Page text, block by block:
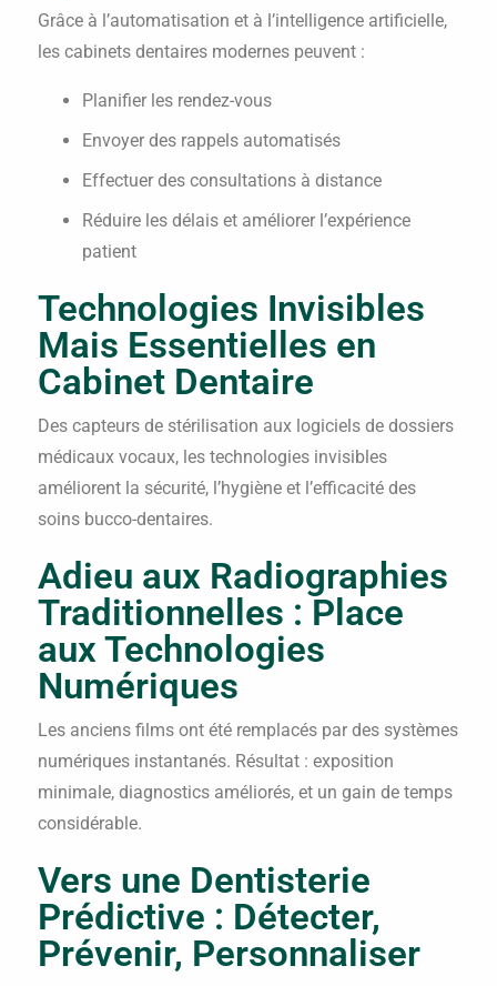
Grâce à l’automatisation et à l’intelligence artificielle,
les cabinets dentaires modernes peuvent :
Planifier les rendez-vous
Envoyer des rappels automatisés
Effectuer des consultations à distance
Réduire les délais et améliorer l’expérience
patient
Technologies Invisibles
Mais Essentielles en
Cabinet Dentaire
Des capteurs de stérilisation aux logiciels de dossiers
médicaux vocaux, les technologies invisibles
améliorent la sécurité, l’hygiène et l’efficacité des
soins bucco-dentaires.
Adieu aux Radiographies
Traditionnelles : Place
aux Technologies
Numériques
Les anciens films ont été remplacés par des systèmes
numériques instantanés. Résultat : exposition
minimale, diagnostics améliorés, et un gain de temps
considérable.
Vers une Dentisterie
Prédictive : Détecter,
Prévenir, Personnaliser